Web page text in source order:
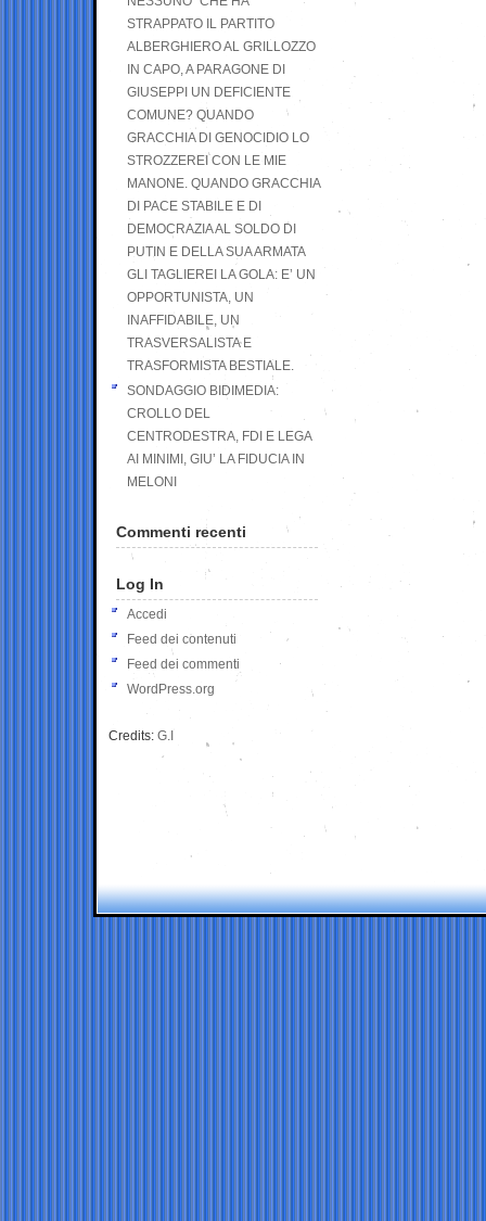
STRAPPATO IL PARTITO
ALBERGHIERO AL GRILLOZZO
IN CAPO, A PARAGONE DI
GIUSEPPI UN DEFICIENTE
COMUNE? QUANDO
GRACCHIA DI GENOCIDIO LO
STROZZEREI CON LE MIE
MANONE. QUANDO GRACCHIA
DI PACE STABILE E DI
DEMOCRAZIA AL SOLDO DI
PUTIN E DELLA SUA ARMATA
GLI TAGLIEREI LA GOLA: E’ UN
OPPORTUNISTA, UN
INAFFIDABILE, UN
TRASVERSALISTA E
TRASFORMISTA BESTIALE.
SONDAGGIO BIDIMEDIA:
CROLLO DEL
CENTRODESTRA, FDI E LEGA
AI MINIMI, GIU’ LA FIDUCIA IN
MELONI
Commenti recenti
Log In
Accedi
Feed dei contenuti
Feed dei commenti
WordPress.org
Credits: G.I